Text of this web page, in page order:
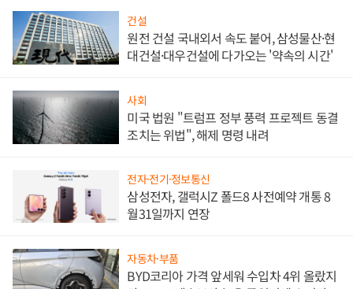
건설
원전 건설 국내외서 속도 붙어, 삼성물산·현
대건설·대우건설에 다가오는 '약속의 시간'
사회
미국 법원 "트럼프 정부 풍력 프로젝트 동결
조치는 위법", 해제 명령 내려
전자·전기·정보통신
삼성전자, 갤럭시Z 폴드8 사전예약 개통 8
월31일까지 연장
자동차·부품
BYD코리아 가격 앞세워 수입차 4위 올랐지